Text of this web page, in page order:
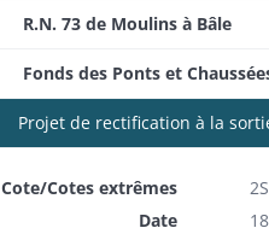
R.N. 73 de Moulins à Bâle
Fonds des Ponts et
Projet de rectification à la
Cote/Cotes extrêmes
Date